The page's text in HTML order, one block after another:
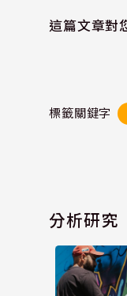
這篇文章對
標籤關鍵字
分析研究